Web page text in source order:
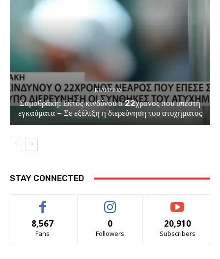
EΙΔΗΣΕΙΣ
Σαμοθράκη: Εκτός κινδύνου ο 22χρονος που υπέστη
εγκαύματα – Σε εξέλιξη η διερεύνηση του ατυχήματος
STAY CONNECTED
8,567
Fans
0
Followers
20,910
Subscribers